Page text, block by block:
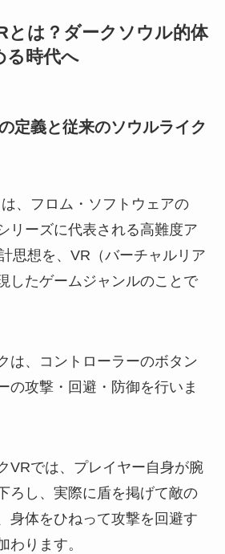
とは？ダークソウル的体
る時代へ
定義と従来のソウルライク
、フロム・ソフトウェアの
リーズに代表される高難度ア
思想を、VR（バーチャルリア
したゲームジャンルのことで
は、コントローラーのボタン
の攻撃・回避・防御を行いま
VRでは、プレイヤー自身が腕
ろし、実際に盾を掲げて敵の
身体をひねって攻撃を回避す
わります。